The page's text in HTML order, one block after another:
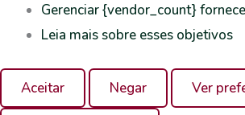
Gerenciar {vendor_count}
Leia mais sobre esses objetivos
Aceitar Negar Ver